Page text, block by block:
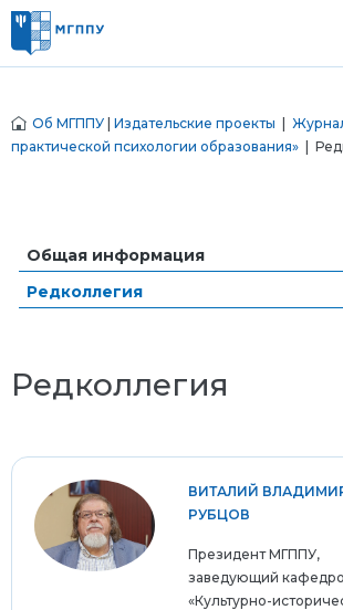
Об МГППУ Издательские проекты
практической психологии образования» |
Общая информация
Редколлегия
Редколлегия
ВИТАЛИЙ
РУБЦОВ
Президент МГППУ,
заведующий
«Культурно-